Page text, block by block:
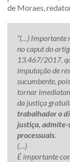
de Moraes,
“(…) Importante
no caput do
13.467/2017,
imputação de
sucumbente,
tornar
da justiça
trabalhador o
justiça, admite-
processuais.
(…)
É importante